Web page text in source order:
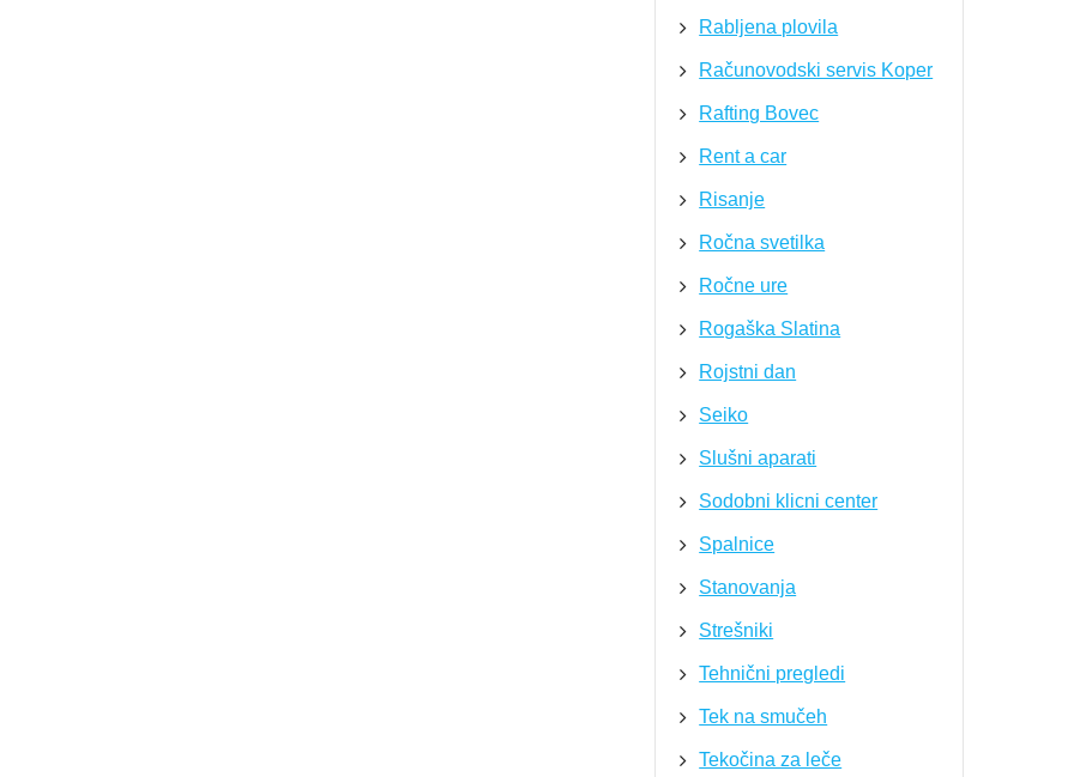
Rabljena plovila
Računovodski servis Koper
Rafting Bovec
Rent a car
Risanje
Ročna svetilka
Ročne ure
Rogaška Slatina
Rojstni dan
Seiko
Slušni aparati
Sodobni klicni center
Spalnice
Stanovanja
Strešniki
Tehnični pregledi
Tek na smučeh
Tekočina za leče